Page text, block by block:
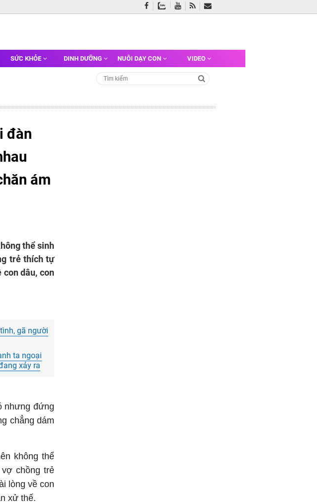
SỨC KHỎE DINH DƯỠNG NUÔI DẠY CON VIDEO
đàn
ám
thể sinh
trẻ thích tự
dâu, con
gã người
ta ngoại
xảy ra
nhưng đứng
chẳng dám
không thể
chồng trẻ
lòng về con
xử thế.